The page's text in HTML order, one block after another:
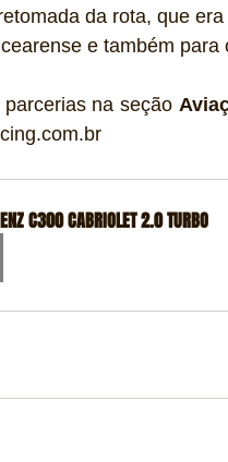
da rota, que
e também
na seção
C300 CABRIOLET 2.0 TURBO